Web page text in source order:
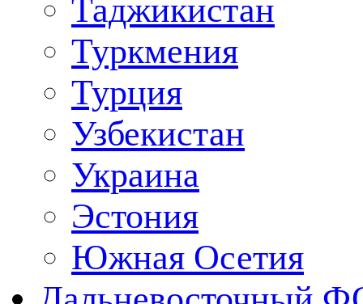
Таджикистан
Туркмения
Турция
Узбекистан
Украина
Эстония
Южная Осетия